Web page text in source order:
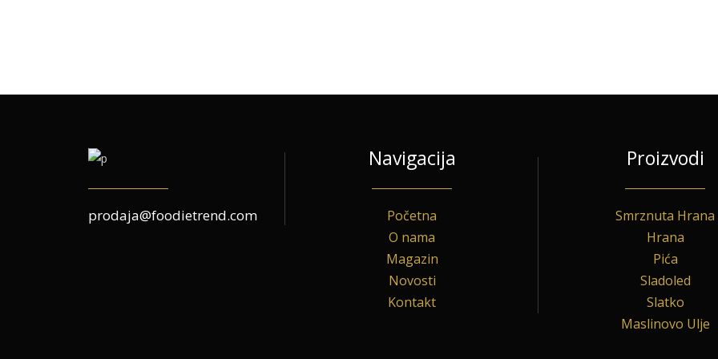
prodaja@foodietrend.com
Navigacija
Početna
O nama
Magazin
Novosti
Kontakt
Proizvodi
Smrznuta Hrana
Hrana
Pića
Sladoled
Slatko
Maslinovo Ulje